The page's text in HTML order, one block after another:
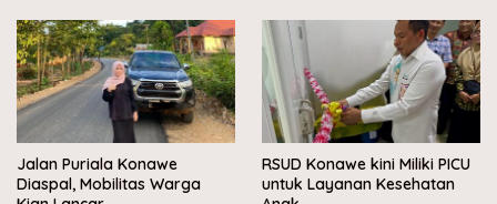
Jalan Puriala Konawe
Diaspal, Mobilitas Warga
RSUD Konawe kini Miliki PICU
untuk Layanan Kesehatan